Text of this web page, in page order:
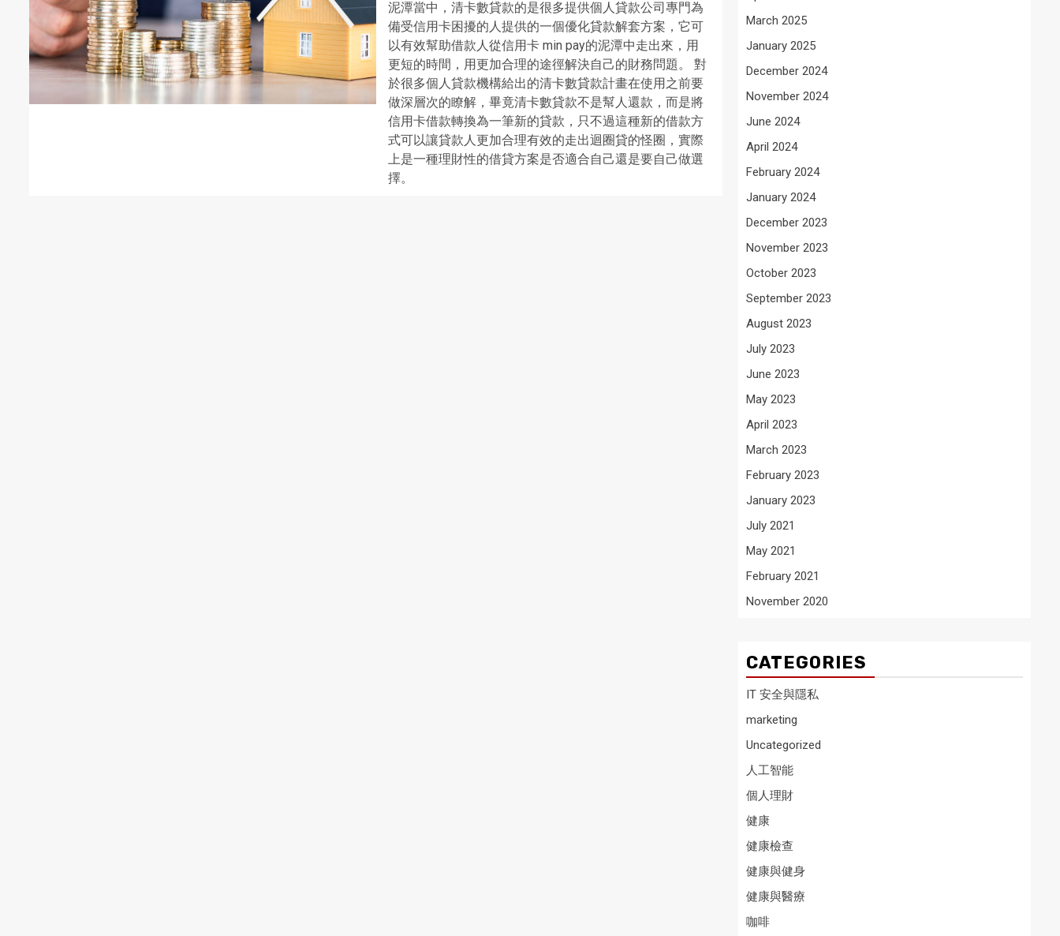
泥潭當中，清卡數貸款的是很多提供個人貸款公司專門為
備受信用卡困擾的人提供的一個優化貸款解套方案，它可
以有效幫助借款人從信用卡 min pay的泥潭中走出來，用
更短的時間，用更加合理的途徑解決自己的財務問題。 對
於很多個人貸款機構給出的清卡數貸款計畫在使用之前要
做深層次的瞭解，畢竟清卡數貸款不是幫人還款，而是將
信用卡借款轉換為一筆新的貸款，只不過這種新的借款方
式可以讓貸款人更加合理有效的走出迴圈貸的怪圈，實際
上是一種理財性的借貸方案是否適合自己還是要自己做選
擇。
March 2025
January 2025
December 2024
November 2024
June 2024
April 2024
February 2024
January 2024
December 2023
November 2023
October 2023
September 2023
August 2023
July 2023
June 2023
May 2023
April 2023
March 2023
February 2023
January 2023
July 2021
May 2021
February 2021
November 2020
CATEGORIES
IT 安全與隱私
marketing
Uncategorized
人工智能
個人理財
健康
健康檢查
健康與健身
健康與醫療
咖啡